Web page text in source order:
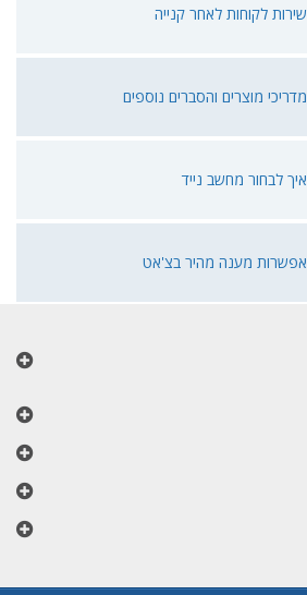
שירות לקוחות לאחר קנייה
מדריכי מוצרים והסברים נוספים
איך לבחור מחשב נייד
אפשרות מענה מהיר בצ'אט